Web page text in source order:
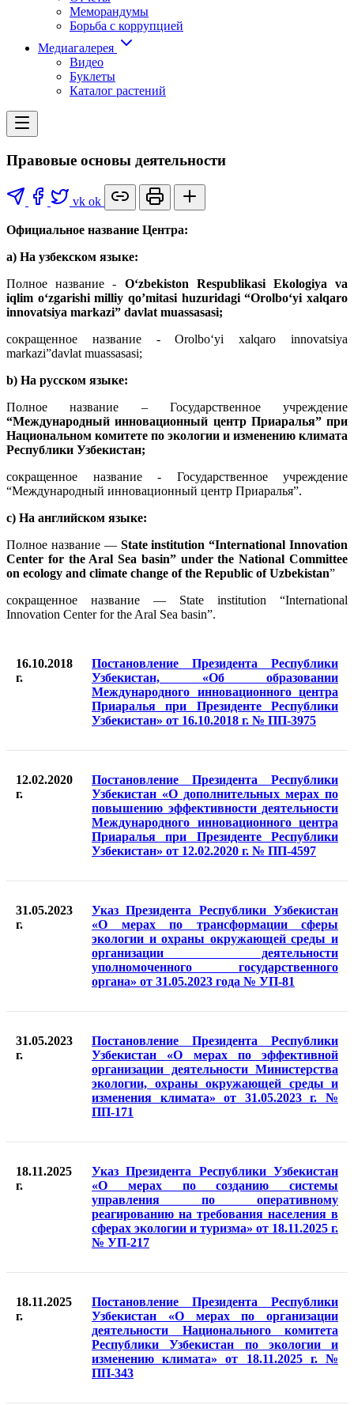
Меморандумы
Борьба с коррупцией
Медиагалерея
Видео
Буклеты
Каталог растений
Правовые основы деятельности
vk ok
Официальное название Центра:
a) На узбекском языке:
Полное название - O‘zbekiston Respublikasi Ekologiya va
iqlim o‘zgarishi milliy qo’mitasi huzuridagi “Orolbo‘yi xalqaro
innovatsiya markazi” davlat muassasasi;
сокращенное название - Orolbo‘yi xalqaro innovatsiya
markazi”davlat muassasasi;
b) На русском языке:
Полное название – Государственное учреждение
“Международный инновационный центр Приаралья” при
Национальном комитете по экологии и изменению климата
Республики Узбекистан;
сокращенное название - Государственное учреждение
“Международный инновационный центр Приаралья”.
c) На английском языке:
Полное название — State institution “International Innovation
Center for the Aral Sea basin” under the National Committee
on ecology and climate change of the Republic of Uzbekistan”
сокращенное название — State institution “International
Innovation Center for the Aral Sea basin”.
16.10.2018
г.
Постановление Президента Республики
Узбекистан, «Об образовании
Международного инновационного центра
Приаралья при Президенте Республики
Узбекистан» от 16.10.2018 г. № ПП-3975
12.02.2020
г.
Постановление Президента Республики
Узбекистан «О дополнительных мерах по
повышению эффективности деятельности
Международного инновационного центра
Приаралья при Президенте Республики
Узбекистан» от 12.02.2020 г. № ПП-4597
31.05.2023
г.
Указ Президента Республики Узбекистан
«О мерах по трансформации сферы
экологии и охраны окружающей среды и
организации деятельности
уполномоченного государственного
органа» от 31.05.2023 года № УП-81
31.05.2023
г.
Постановление Президента Республики
Узбекистан «О мерах по эффективной
организации деятельности Министерства
экологии, охраны окружающей среды и
изменения климата» от 31.05.2023 г. №
ПП-171
18.11.2025
г.
Указ Президента Республики Узбекистан
«О мерах по созданию системы
управления по оперативному
реагированию на требования населения в
сферах экологии и туризма» от 18.11.2025 г.
№ УП-217
18.11.2025
г.
Постановление Президента Республики
Узбекистан «О мерах по организации
деятельности Национального комитета
Республики Узбекистан по экологии и
изменению климата» от 18.11.2025 г. №
ПП-343